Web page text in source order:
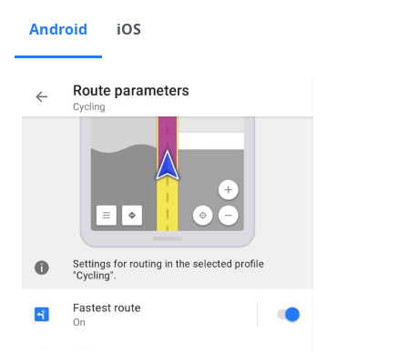
Android iOS